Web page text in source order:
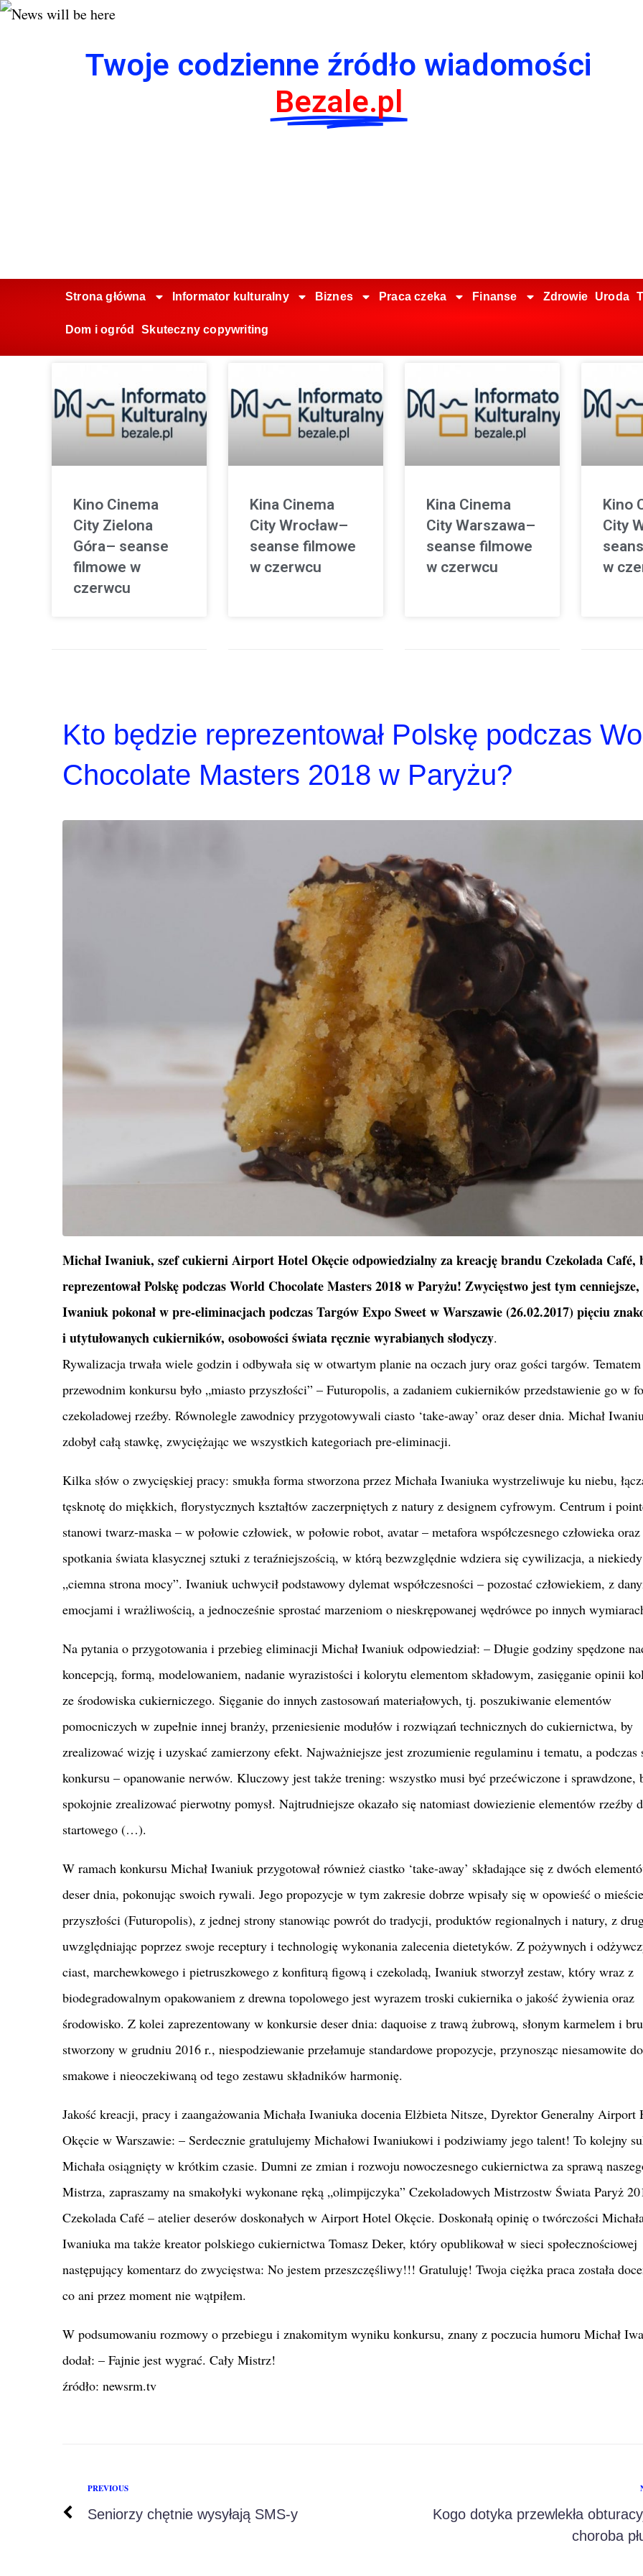
Twoje codzienne źródło wiadomości
Bezale.pl
Strona główna Informator kulturalny Biznes Praca czeka Finanse Zdrowie Uroda
Dom i ogród Skuteczny copywriting
Kino Cinema
City Zielona
Góra– seanse
filmowe w
czerwcu
Kina Cinema
City Wrocław–
seanse filmowe
w czerwcu
Kina Cinema
City Warszawa–
seanse filmowe
w czerwcu
Kino
City
w
Kto będzie reprezentował Polskę podczas
Chocolate Masters 2018 w Paryżu?
Michał Iwaniuk, szef cukierni Airport Hotel Okęcie odpowiedzialny za kreację brandu Czekolada Café,
reprezentował Polskę podczas World Chocolate Masters 2018 w Paryżu! Zwycięstwo jest tym cenniejsze,
Iwaniuk pokonał w pre-eliminacjach podczas Targów Expo Sweet w Warszawie (26.02.2017) pięciu
i utytułowanych cukierników, osobowości świata ręcznie wyrabianych słodyczy.
Rywalizacja trwała wiele godzin i odbywała się w otwartym planie na oczach jury oraz gości targów. Tematem
przewodnim konkursu było „miasto przyszłości” – Futuropolis, a zadaniem cukierników przedstawienie go w
czekoladowej rzeźby. Równolegle zawodnicy przygotowywali ciasto ‘take-away’ oraz deser dnia. Michał
zdobył całą stawkę, zwyciężając we wszystkich kategoriach pre-eliminacji.
Kilka słów o zwycięskiej pracy: smukła forma stworzona przez Michała Iwaniuka wystrzeliwuje ku niebu,
tęsknotę do miękkich, florystycznych kształtów zaczerpniętych z natury z designem cyfrowym. Centrum i
stanowi twarz-maska – w połowie człowiek, w połowie robot, avatar – metafora współczesnego człowieka oraz
spotkania świata klasycznej sztuki z teraźniejszością, w którą bezwzględnie wdziera się cywilizacja, a
„ciemna strona mocy”. Iwaniuk uchwycił podstawowy dylemat współczesności – pozostać człowiekiem, z
emocjami i wrażliwością, a jednocześnie sprostać marzeniom o nieskrępowanej wędrówce po innych
Na pytania o przygotowania i przebieg eliminacji Michał Iwaniuk odpowiedział: – Długie godziny spędzone
koncepcją, formą, modelowaniem, nadanie wyrazistości i kolorytu elementom składowym, zasięganie opinii
ze środowiska cukierniczego. Sięganie do innych zastosowań materiałowych, tj. poszukiwanie elementów
pomocniczych w zupełnie innej branży, przeniesienie modułów i rozwiązań technicznych do cukiernictwa, by
zrealizować wizję i uzyskać zamierzony efekt. Najważniejsze jest zrozumienie regulaminu i tematu, a podczas
konkursu – opanowanie nerwów. Kluczowy jest także trening: wszystko musi być przećwiczone i sprawdzone,
spokojnie zrealizować pierwotny pomysł. Najtrudniejsze okazało się natomiast dowiezienie elementów rzeźby
startowego (…).
W ramach konkursu Michał Iwaniuk przygotował również ciastko ‘take-away’ składające się z dwóch
deser dnia, pokonując swoich rywali. Jego propozycje w tym zakresie dobrze wpisały się w opowieść o mieście
przyszłości (Futuropolis), z jednej strony stanowiąc powrót do tradycji, produktów regionalnych i natury, z
uwzględniając poprzez swoje receptury i technologię wykonania zalecenia dietetyków. Z pożywnych i
ciast, marchewkowego i pietruszkowego z konfiturą figową i czekoladą, Iwaniuk stworzył zestaw, który wraz z
biodegradowalnym opakowaniem z drewna topolowego jest wyrazem troski cukiernika o jakość żywienia oraz
środowisko. Z kolei zaprezentowany w konkursie deser dnia: daquoise z trawą żubrową, słonym karmelem i
stworzony w grudniu 2016 r., niespodziewanie przełamuje standardowe propozycje, przynosząc niesamowite
smakowe i nieoczekiwaną od tego zestawu składników harmonię.
Jakość kreacji, pracy i zaangażowania Michała Iwaniuka docenia Elżbieta Nitsze, Dyrektor Generalny Airport
Okęcie w Warszawie: – Serdecznie gratulujemy Michałowi Iwaniukowi i podziwiamy jego talent! To kolejny
Michała osiągnięty w krótkim czasie. Dumni ze zmian i rozwoju nowoczesnego cukiernictwa za sprawą
Mistrza, zapraszamy na smakołyki wykonane ręką „olimpijczyka” Czekoladowych Mistrzostw Świata Paryż
Czekolada Café – atelier deserów doskonałych w Airport Hotel Okęcie. Doskonałą opinię o twórczości
Iwaniuka ma także kreator polskiego cukiernictwa Tomasz Deker, który opublikował w sieci społecznościowej
następujący komentarz do zwycięstwa: No jestem przeszczęśliwy!!! Gratuluję! Twoja ciężka praca została
co ani przez moment nie wątpiłem.
W podsumowaniu rozmowy o przebiegu i znakomitym wyniku konkursu, znany z poczucia humoru Michał
dodał: – Fajnie jest wygrać. Cały Mistrz!
źródło: newsrm.tv
PREVIOUS
Seniorzy chętnie wysyłają SMS-y
Kogo dotyka przewlekła
choroba